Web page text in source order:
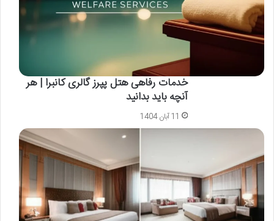
خدمات رفاهی هتل پپرز گالری کانبرا | هر
آنچه باید بدانید
11 آبان 1404